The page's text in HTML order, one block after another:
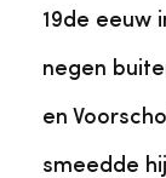
19de eeuw
negen
en
smeedde